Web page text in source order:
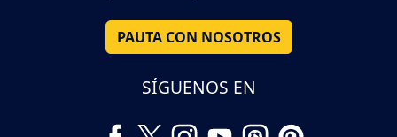
PAUTA CON NOSOTROS
SÍGUENOS EN